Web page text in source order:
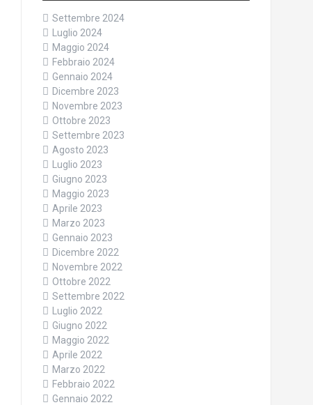
Settembre 2024
Luglio 2024
Maggio 2024
Febbraio 2024
Gennaio 2024
Dicembre 2023
Novembre 2023
Ottobre 2023
Settembre 2023
Agosto 2023
Luglio 2023
Giugno 2023
Maggio 2023
Aprile 2023
Marzo 2023
Gennaio 2023
Dicembre 2022
Novembre 2022
Ottobre 2022
Settembre 2022
Luglio 2022
Giugno 2022
Maggio 2022
Aprile 2022
Marzo 2022
Febbraio 2022
Gennaio 2022